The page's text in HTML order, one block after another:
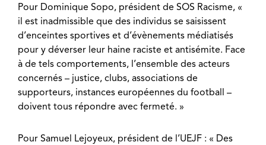
Pour Dominique Sopo, président de SOS Racisme, «
il est inadmissible que des individus se saisissent
d’enceintes sportives et d’évènements médiatisés
pour y déverser leur haine raciste et antisémite. Face
à de tels comportements, l’ensemble des acteurs
concernés – justice, clubs, associations de
supporteurs, instances européennes du football –
doivent tous répondre avec fermeté. »
Pour Samuel Lejoyeux, président de l’UEJF : « Des